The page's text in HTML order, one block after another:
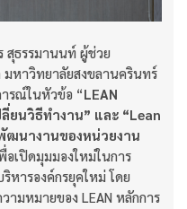
สุธรรมานนท์ ผู้ช่วย
หาวิทยาลัยสงขลานครินทร์
รณ์ในหัวข้อ “LEAN
นวิธีทำงาน” และ “Lean
ฒนางานของหน่วยงาน
อเปิดมุมมองใหม่ในการ
ารองค์กรยุคใหม่ โดย
ามหมายของ LEAN หลักการ